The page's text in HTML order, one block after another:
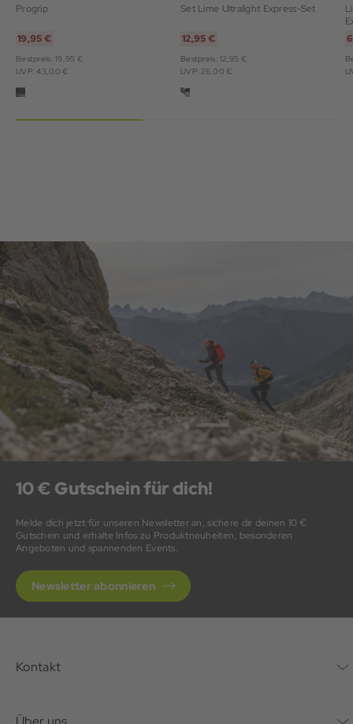
Progrip
19,95 €
Bestpreis: 19,95 €
UVP: 43,00 €
Set Lime Ultralight Express-Set
12,95 €
Bestpreis: 12,95 €
UVP: 26,00 €
10 € Gutschein für dich!
Melde dich jetzt für unseren Newsletter an, sichere dir deinen 10 €
Gutschein und erhalte Infos zu Produktneuheiten, besonderen
Angeboten und spannenden Events.
Newsletter abonnieren
Kontakt